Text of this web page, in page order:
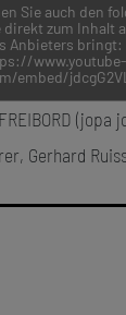
Sie auch den
direkt zum Inhalt
Anbieters bringt:
www.youtube-
embed/
(jopa
Gerhard